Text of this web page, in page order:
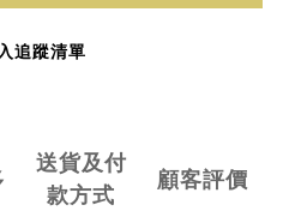
追蹤清單
送貨及付
款方式
顧客評價